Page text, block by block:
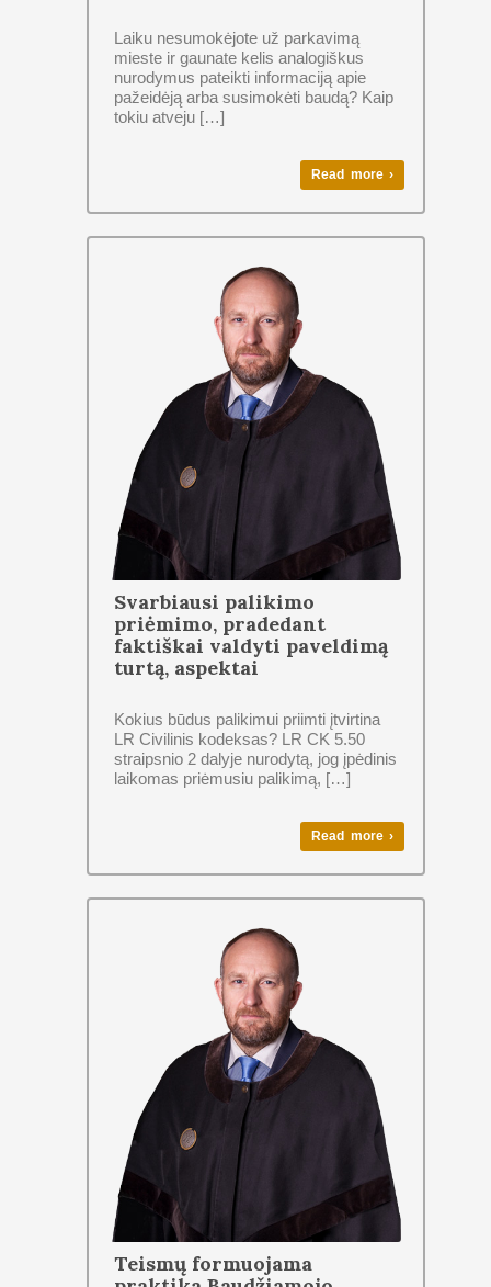
Laiku nesumokėjote už parkavimą
mieste ir gaunate kelis analogiškus
nurodymus pateikti informaciją apie
pažeidėją arba susimokėti baudą? Kaip
tokiu atveju […]
Read more ›
Svarbiausi palikimo
priėmimo, pradedant
faktiškai valdyti paveldimą
turtą, aspektai
Kokius būdus palikimui priimti įtvirtina
LR Civilinis kodeksas? LR CK 5.50
straipsnio 2 dalyje nurodytą, jog įpėdinis
laikomas priėmusiu palikimą, […]
Read more ›
Teismų formuojama